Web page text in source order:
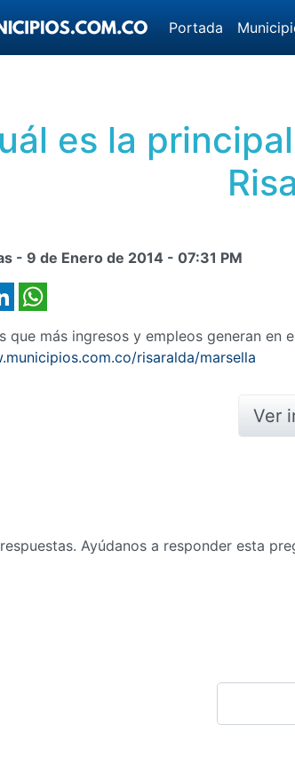
Portada
es la
- 9 de Enero de 2014 - 07:31 PM
que más ingresos y empleos generan en
risaralda/marsella
Ver
Ayúdanos a responder esta